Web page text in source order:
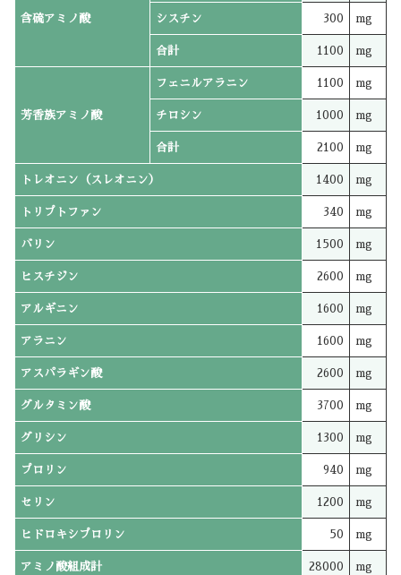
含硫アミノ酸 シスチン 300 mg
合計 1100 mg
芳香族アミノ酸
フェニルアラニン 1100 mg
チロシン 1000 mg
合計 2100 mg
トレオニン（スレオニン） 1400 mg
トリプトファン 340 mg
バリン 1500 mg
ヒスチジン 2600 mg
アルギニン 1600 mg
アラニン 1600 mg
アスパラギン酸 2600 mg
グルタミン酸 3700 mg
グリシン 1300 mg
プロリン 940 mg
セリン 1200 mg
ヒドロキシプロリン 50 mg
アミノ酸組成計 28000 mg